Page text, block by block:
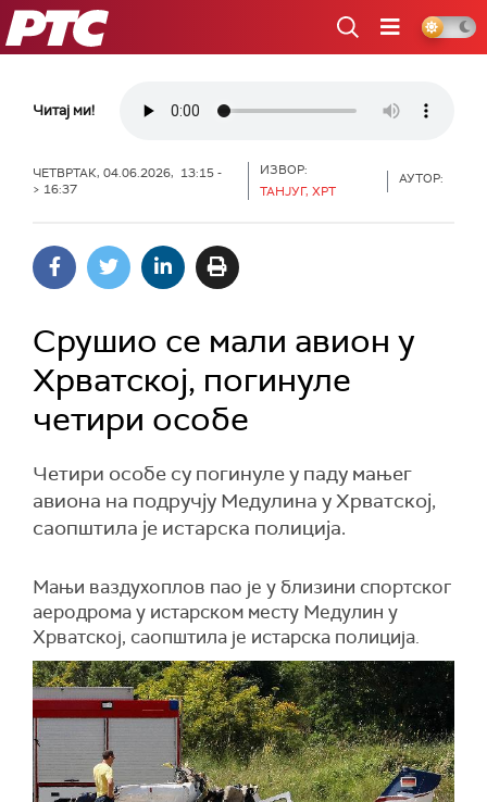
РТС
Читај ми!
ЧЕТВРТАК, 04.06.2026, 13:15 -
> 16:37
ИЗВОР:
ТАНЈУГ, ХРТ
АУТОР:
Срушио се мали авион у
Хрватској, погинуле
четири особе
Четири особе су погинуле у паду мањег
авиона на подручју Медулина у Хрватској,
саопштила је истарска полиција.
Мањи ваздухоплов пао је у близини спортског
аеродрома у истарском месту Медулин у
Хрватској, саопштила је истарска полиција.